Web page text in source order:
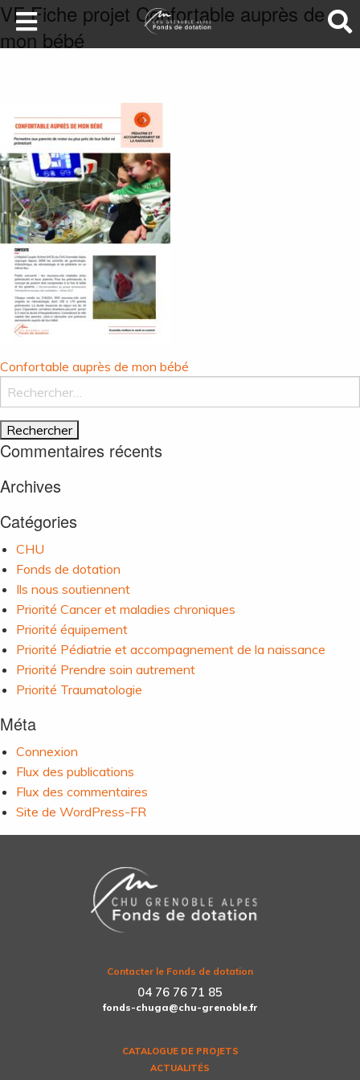
ILS NOUS SOUTIENNENT
FAIRE UN DON
VF Fiche projet Confortable auprès de
mon bébé
Navigation
de
l’article
Confortable auprès de mon bébé
Rechercher :
Commentaires récents
Archives
Catégories
CHU
Fonds de dotation
Ils nous soutiennent
Priorité Cancer et maladies chroniques
Priorité équipement
Priorité Pédiatrie et accompagnement de la naissance
Priorité Prendre soin autrement
Priorité Traumatologie
Méta
Connexion
Flux des publications
Flux des commentaires
Site de WordPress-FR
Contacter le Fonds de dotation
04 76 76 71 85
fonds-chuga@chu-grenoble.fr
CATALOGUE DE PROJETS
ACTUALITÉS